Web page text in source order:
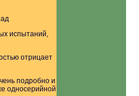
испытаний,
отрицает
подробно и
односерийной